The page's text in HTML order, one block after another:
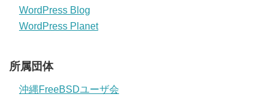
WordPress Blog
WordPress Planet
所属団体
沖縄FreeBSDユーザ会